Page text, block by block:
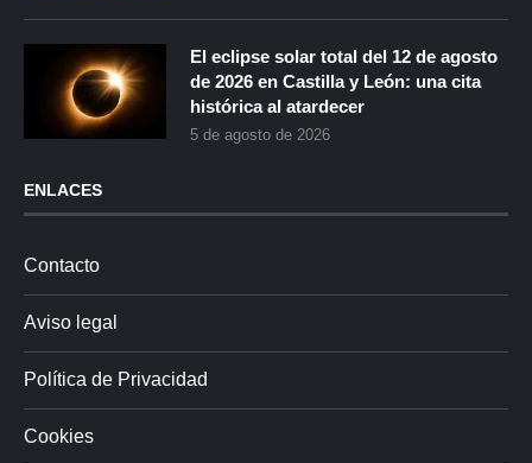
El eclipse solar total del 12 de agosto
de 2026 en Castilla y León: una cita
histórica al atardecer
5 de agosto de 2026
ENLACES
Contacto
Aviso legal
Política de Privacidad
Cookies